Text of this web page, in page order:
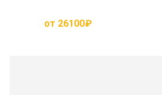
от 26100₽